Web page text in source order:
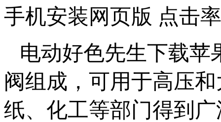
手机安装网页版 点击率
电动好色先生下载苹
阀组成，可用于高压和
纸、化工等部门得到